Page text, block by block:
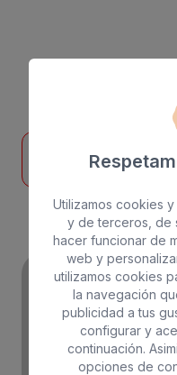
BULL
Utilizamos cookies
y de terceros, de
hacer funcionar de
web y
utilizamos cookies
la navegación
publicidad a tus
configurar y
continuación.
opciones de